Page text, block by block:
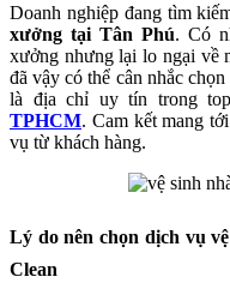
Doanh nghiệp đang tìm
xưởng tại Tân Phú. Có
xưởng nhưng lại lo ngại về
đã vậy có thể cân nhắc
là địa chỉ uy tín trong
TPHCM. Cam kết mang
vụ từ khách hàng.
Lý do nên chọn dịch vụ
Clean